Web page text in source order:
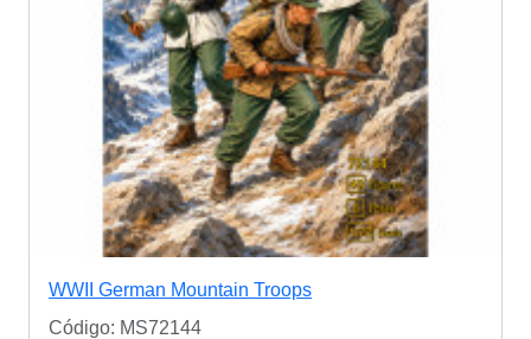
WWII German Mountain Troops
Código: MS72144